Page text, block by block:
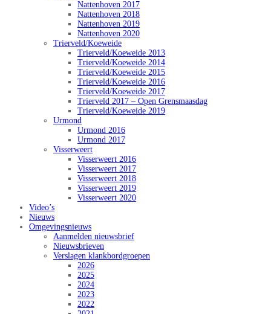
Nattenhoven 2017
Nattenhoven 2018
Nattenhoven 2019
Nattenhoven 2020
Trierveld/Koeweide
Trierveld/Koeweide 2013
Trierveld/Koeweide 2014
Trierveld/Koeweide 2015
Trierveld/Koeweide 2016
Trierveld/Koeweide 2017
Trierveld 2017 – Open Grensmaasdag
Trierveld/Koeweide 2019
Urmond
Urmond 2016
Urmond 2017
Visserweert
Visserweert 2016
Visserweert 2017
Visserweert 2018
Visserweert 2019
Visserweert 2020
Video’s
Nieuws
Omgevingsnieuws
Aanmelden nieuwsbrief
Nieuwsbrieven
Verslagen klankbordgroepen
2026
2025
2024
2023
2022